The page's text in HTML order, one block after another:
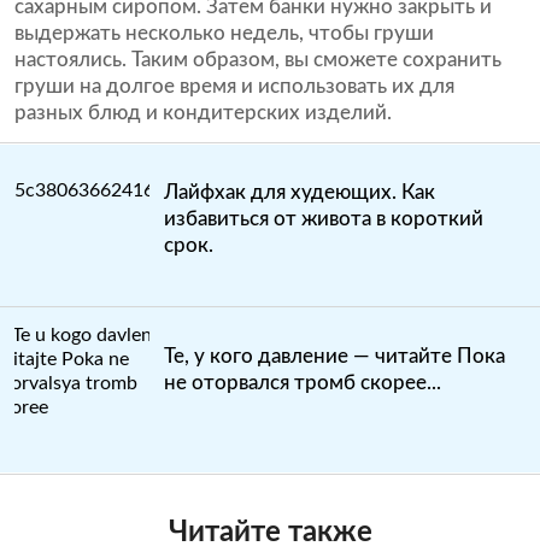
сахарным сиропом. Затем банки нужно закрыть и
выдержать несколько недель, чтобы груши
настоялись. Таким образом, вы сможете сохранить
груши на долгое время и использовать их для
разных блюд и кондитерских изделий.
Лайфхак для худеющих. Как
избавиться от живота в короткий
срок.
Те, у кого давление — читайте Пока
не оторвался тромб скорее...
Читайте также